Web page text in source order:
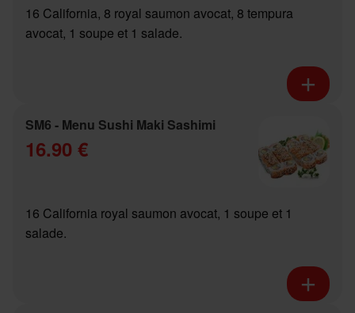
16 California, 8 royal saumon avocat, 8 tempura
avocat, 1 soupe et 1 salade.
SM6 - Menu Sushi Maki Sashimi
16.90 €
16 California royal saumon avocat, 1 soupe et 1
salade.